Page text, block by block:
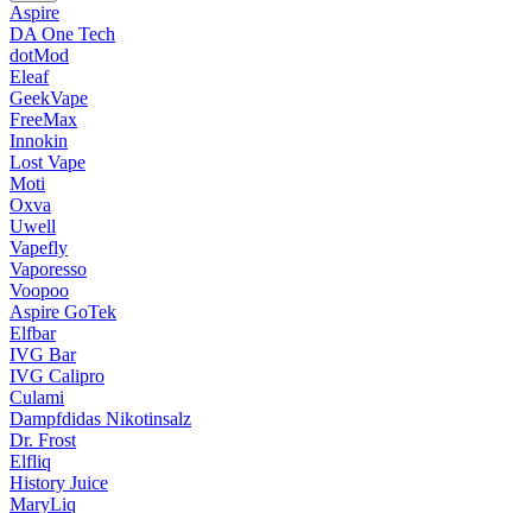
Aspire
DA One Tech
dotMod
Eleaf
GeekVape
FreeMax
Innokin
Lost Vape
Moti
Oxva
Uwell
Vapefly
Vaporesso
Voopoo
Aspire GoTek
Elfbar
IVG Bar
IVG Calipro
Culami
Dampfdidas Nikotinsalz
Dr. Frost
Elfliq
History Juice
MaryLiq